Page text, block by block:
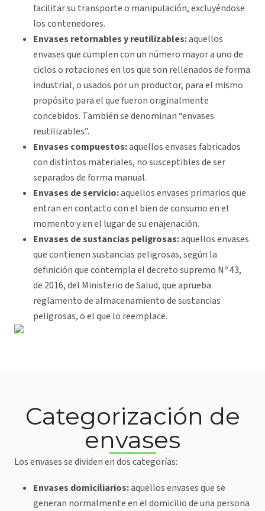
facilitar su transporte o manipulación, excluyéndose
los contenedores.
Envases retornables y reutilizables:aquellos
envases que cumplen con un número mayor a uno de
ciclos o rotaciones en los que son rellenados de forma
industrial, o usados por un productor, para el mismo
propósito para el que fueron originalmente
concebidos. También se denominan “envases
reutilizables”.
Envases compuestos:aquellos envases fabricados
con distintos materiales, no susceptibles de ser
separados de forma manual.
Envases de servicio:aquellos envases primarios que
entran en contacto con el bien de consumo en el
momento y en el lugar de su enajenación.
Envases de sustancias peligrosas:aquellos envases
que contienen sustancias peligrosas, según la
definición que contempla el decreto supremo Nº 43,
de 2016, del Ministerio de Salud, que aprueba
reglamento de almacenamiento de sustancias
peligrosas, o el que lo reemplace.
Categorización de
envases
Los envases se dividen en dos categorías:
Envases domiciliarios:aquellos envases que se
generan normalmente en el domicilio de una persona